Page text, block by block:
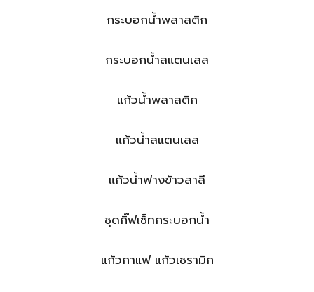
กระบอกน้ำพลาสติก
กระบอกน้ำสแตนเลส
แก้วน้ำพลาสติก
แก้วน้ำสแตนเลส
แก้วน้ำฟางข้าวสาลี
ชุดกิ๊ฟเซ็ทกระบอกน้ำ
แก้วกาแฟ แก้วเซรามิก